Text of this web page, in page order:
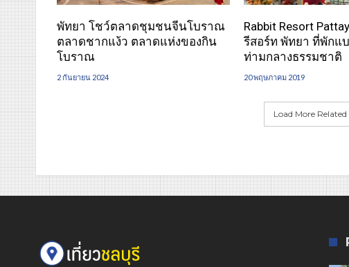
พัทยา โชว์ตลาดชุมชนจีนโบราณ
ตลาดชากแง้ว ตลาดแห่งของกิน
โบราณ
2 กันยายน 2024
Rabbit Resort
รีสอร์ท พัทยา ที่พักแ
ท่ามกลางธรรมชาติ
20 พฤษภาคม 2019
Load More